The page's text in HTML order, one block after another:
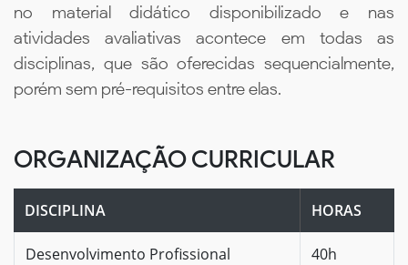
no material didático disponibilizado e nas
atividades avaliativas acontece em todas as
disciplinas, que são oferecidas sequencialmente,
porém sem pré-requisitos entre elas.
ORGANIZAÇÃO CURRICULAR
DISCIPLINA HORAS
Desenvolvimento Profissional 40h